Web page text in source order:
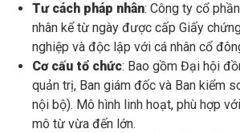
Tư cách pháp nhân: Công ty cổ
nhân kể từ ngày được cấp Giấy
nghiệp và độc lập với cá nhân cổ
Cơ cấu tổ chức: Bao gồm Đại hội
quản trị, Ban giám đốc và Ban kiểm
nội bộ). Mô hình linh hoạt, phù hợp
mô từ vừa đến lớn.